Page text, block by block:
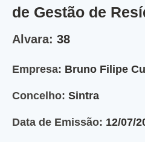
de Gestão de
Alvara: 38
Empresa: Bruno Filipe
Concelho: Sintra
Data de Emissão: 12/07/